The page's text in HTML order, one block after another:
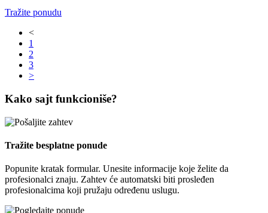
Tražite ponudu
<
1
2
3
>
Kako sajt funkcioniše?
Tražite besplatne ponude
Popunite kratak formular. Unesite informacije koje želite da
profesionalci znaju. Zahtev će automatski biti prosleđen
profesionalcima koji pružaju određenu uslugu.